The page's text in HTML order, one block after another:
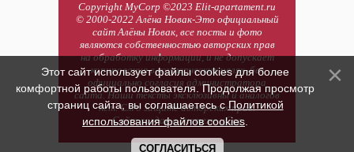
Copyright MyCorp ©2023 Elit-apartament.ru
© 2000-2022 Алёна Новак-Это официальный
сайт Алёны Новак, все посты и фото
являются собственностью авторских прав
на обработку информации, и не допускает
копирования в коммерческих целях, без
официально согласия администратора
сайта. Наши тексты эксклюзивны и аналогов
нет. См о защите авторских прав.
Сайт создан в системеuCoz
Этот сайт использует файлы cookies для более
комфортной работы пользователя. Продолжая просмотр
страниц сайта, вы соглашаетесь сПолитикой
использования файлов cookies
СОГЛАСИТЬСЯ